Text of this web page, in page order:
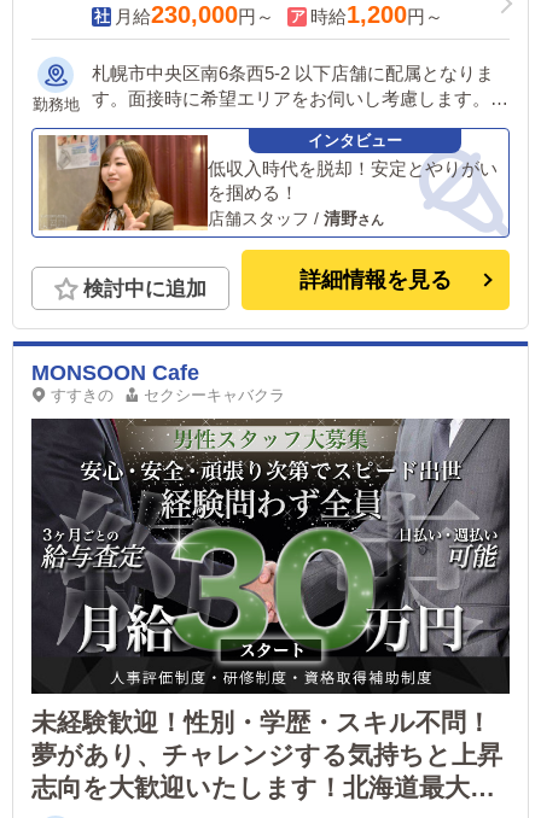
月給230,000円～ 時給1,200円～
勤務地
札幌市中央区南6条西5-2 以下店舗に配属となりま
す。面接時に希望エリアをお伺いし考慮します。 ■
東京：五反田、池袋、吉原 ■神奈川：横浜 ■茨城：
水戸 ■福岡：中洲 ■北海道：すすきの ■鳥取：米子
■愛媛：松山 他にも続々出店予定あり。 遠方から
のご応募の方にはWEB面接対応しております。
低収入時代を脱却！安定とやりがい
を掴める！
店舗スタッフ / 清野
検討中に追加 詳細情報を見る
MONSOON Cafe
すすきの セクシーキャバクラ
未経験歓迎！性別・学歴・スキル不問！
夢があり、チャレンジする気持ちと上昇
志向を大歓迎いたします！北海道最大手